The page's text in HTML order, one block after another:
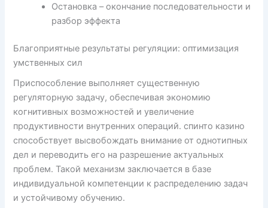
Остановка – окончание последовательности и
разбор эффекта
Благоприятные результаты регуляции: оптимизация
умственных сил
Приспособление выполняет существенную
регуляторную задачу, обеспечивая экономию
когнитивных возможностей и увеличение
продуктивности внутренних операций. спинто казино
способствует высвобождать внимание от однотипных
дел и переводить его на разрешение актуальных
проблем. Такой механизм заключается в базе
индивидуальной компетенции к распределению задач
и устойчивому обучению.